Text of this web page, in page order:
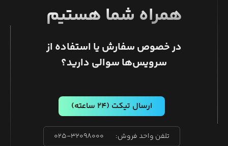
همراه شما هستیم
در خصوص سفارش یا استفاده از
سرویس‌ها سوالی دارید؟
ارسال تیکت (۲۴ ساعته)
تلفن واحد فروش: ۰۲۵-۳۲۰۹۸۰۰۰